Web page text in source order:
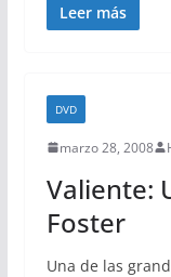
Leer más
DVD
marzo 28, 2008
Valiente:
Foster
Una de las